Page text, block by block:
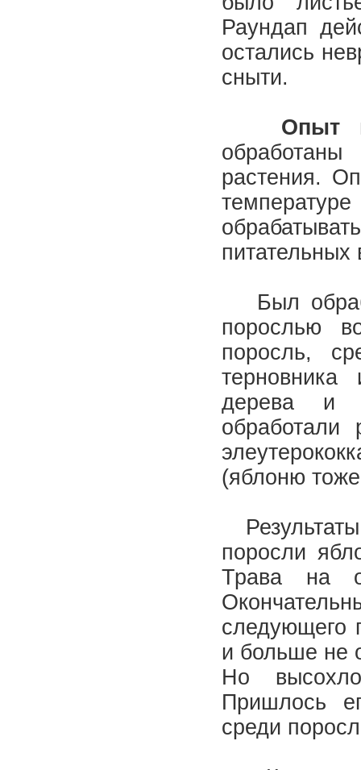
Раундап
остались
сныти.
Опыт
растения.
Был
порослью
поросль,
дерева и
обработали
(яблоню
поросли
Трава на
следующего
и больше не
Но
Пришлось
среди